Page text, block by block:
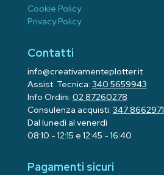
Cookie Policy
Privacy Policy
Contatti
info@creativamenteplotter.it
Assist. Tecnica: 340 5659943
Info Ordini: 02 87260278
Consulenza acquisti: 347 8662971
Dal lunedì al venerdì
08:10 - 12:15 e 12:45 - 16:40
Pagamenti sicuri